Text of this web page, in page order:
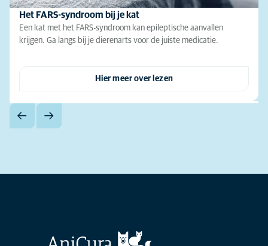
Het FARS-syndroom bij je kat
Een kat met het FARS-syndroom kan epileptische aanvallen
krijgen. Ga langs bij je dierenarts voor de juiste medicatie.
Hier meer over lezen